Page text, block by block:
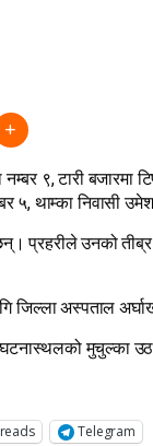
नम्बर ९, टारी
५, थाम्का निवासी
प्रहरीले उनको
जिल्ला अस्पताल
मुचुल्का
Telegram